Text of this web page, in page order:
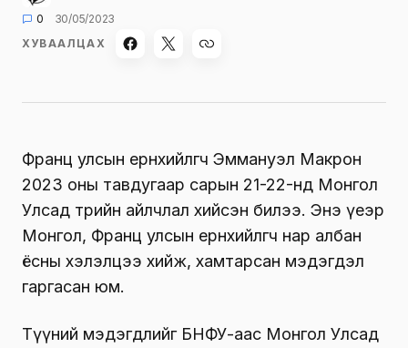
0
30/05/2023
ХУВААЛЦАХ
Франц улсын ерөнхийлөгч Эммануэл Макрон
2023 оны тавдугаар сарын 21-22-нд Монгол
Улсад төрийн айлчлал хийсэн билээ. Энэ үеэр
Монгол, Франц улсын ерөнхийлөгч нар албан
ёсны хэлэлцээ хийж, хамтарсан мэдэгдэл
гаргасан юм.
Түүний мэдэгдлийг БНФУ-аас Монгол Улсад